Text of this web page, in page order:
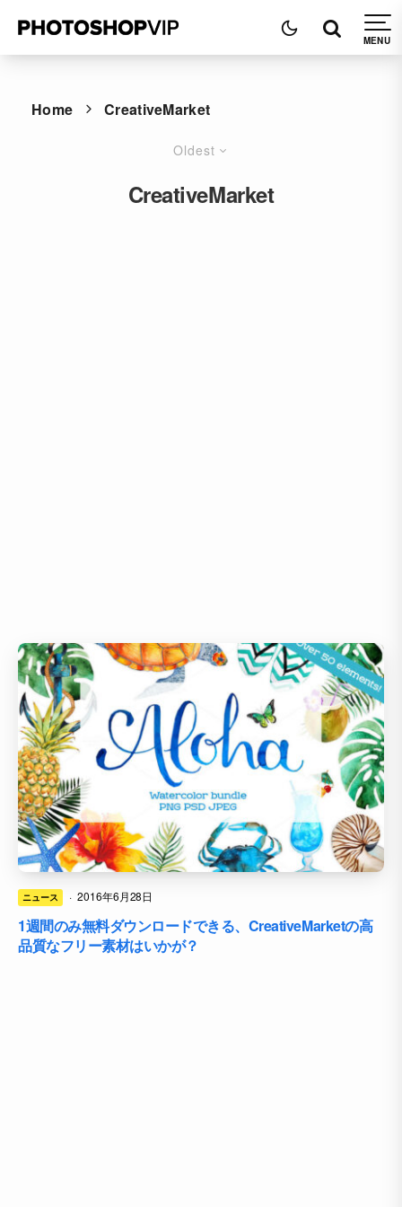
Home CreativeMarket
Oldest
CreativeMarket
ニュース · 2016年6月28日
1週間のみ無料ダウンロードできる、CreativeMarketの高
品質なフリー素材はいかが？